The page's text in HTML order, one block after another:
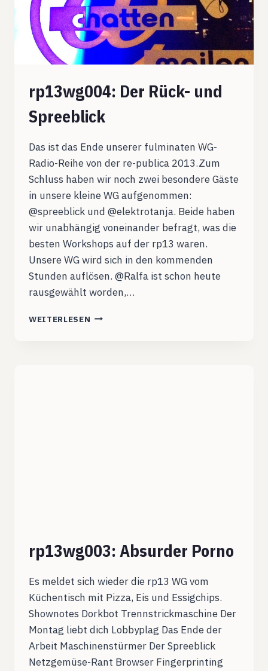
rp13wg004: Der Rück- und
Spreeblick
Das ist das Ende unserer fulminaten WG-
Radio-Reihe von der re-publica 2013.Zum
Schluss haben wir noch zwei besondere Gäste
in unsere kleine WG aufgenommen:
@spreeblick und @elektrotanja. Beide haben
wir unabhängig voneinander befragt, was die
besten Workshops auf der rp13 waren.
Unsere WG wird sich in den kommenden
Stunden auflösen. @Ralfa ist schon heute
rausgewählt worden,…
WEITERLESEN RP13WG004:
rp13wg003: Absurder Porno
Es meldet sich wieder die rp13 WG vom
Küchentisch mit Pizza, Eis und Essigchips.
Shownotes Dorkbot Trennstrickmaschine Der
Montag liebt dich Lobbyplag Das Ende der
Arbeit Maschinenstürmer Der Spreeblick
Netzgemüse-Rant Browser Fingerprinting